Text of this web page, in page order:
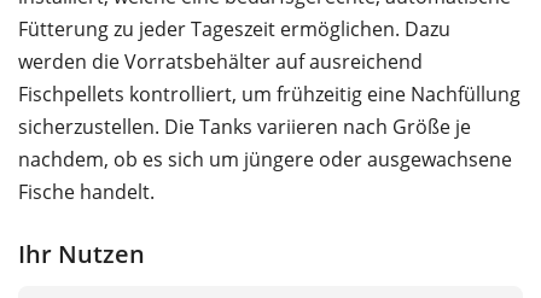
Fütterung zu jeder Tageszeit ermöglichen. Dazu
werden die Vorratsbehälter auf ausreichend
Fischpellets kontrolliert, um frühzeitig eine Nachfüllung
sicherzustellen. Die Tanks variieren nach Größe je
nachdem, ob es sich um jüngere oder ausgewachsene
Fische handelt.
Ihr Nutzen